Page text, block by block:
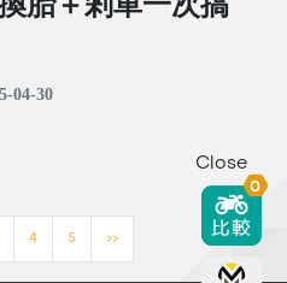
04-30
4 5 >>
Close
0